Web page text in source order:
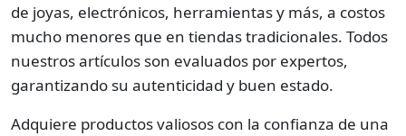
de joyas, electrónicos, herramientas y más, a costos
mucho menores que en tiendas tradicionales. Todos
nuestros artículos son evaluados por expertos,
garantizando su autenticidad y buen estado.
Adquiere productos valiosos con la confianza de una